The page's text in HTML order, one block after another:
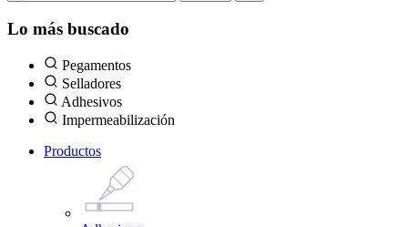
Lo más buscado
Pegamentos
Selladores
Adhesivos
Impermeabilización
Productos